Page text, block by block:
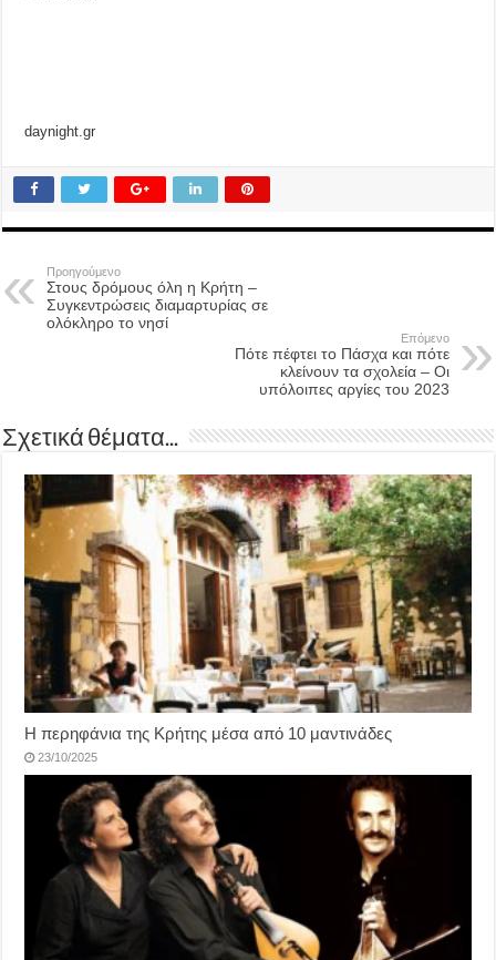
daynight.gr
Προηγούμενο
Στους δρόμους όλη η Κρήτη –
Συγκεντρώσεις διαμαρτυρίας σε
ολόκληρο το νησί
Επόμενο
Πότε πέφτει το Πάσχα και πότε
κλείνουν τα σχολεία – Οι
υπόλοιπες αργίες του 2023
Σχετικά θέματα...
Η περηφάνια της Κρήτης μέσα από 10 μαντινάδες
23/10/2025